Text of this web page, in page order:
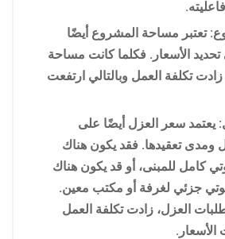
تعتبر مساحة المشروع أيضًا
تحديد الأسعار. فكلما كانت مساحة
تكلفة العمل وبالتالي ارتفعت
يعتمد سعر العزل أيضًا على
ومدى تعقيدها. فقد يكون هناك
كامل للمبنى، أو قد يكون هناك
جزئي لغرفة أو مكتب معين.
العزل، زادت تكلفة العمل
الأسعار.